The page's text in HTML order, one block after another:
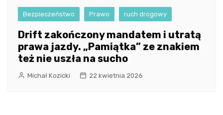
Bezpieczeństwo Prawo ruch drogowy
Drift zakończony mandatem i utratą
prawa jazdy. „Pamiątka” ze znakiem
też nie uszła na sucho
Michał Kozicki 22 kwietnia 2026